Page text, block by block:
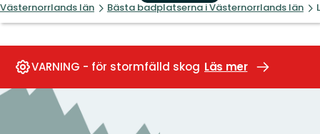
Västernorrlands län Bästa badplatserna i Västernorrlands län
VARNING - för stormfälld skog Läs mer